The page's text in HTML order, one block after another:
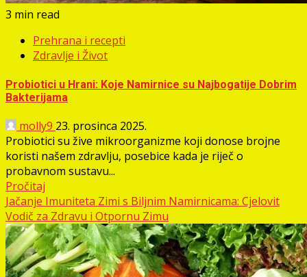
3 min read
Prehrana i recepti
Zdravlje i Život
Probiotici u Hrani: Koje Namirnice su Najbogatije Dobrim
Bakterijama
molly9 23. prosinca 2025.
Probiotici su žive mikroorganizme koji donose brojne
koristi našem zdravlju, posebice kada je riječ o
probavnom sustavu...
Pročitaj
Jačanje Imuniteta Zimi s Biljnim Namirnicama: Cjelovit
Vodič za Zdravu i Otpornu Zimu